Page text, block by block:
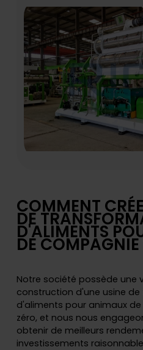
COMMENT
DE
D'ALIMENTS
DE COMPAGNIE
Notre société possède une
construction d'une usine
d'aliments pour animaux
zéro, et nous nous
obtenir de meilleurs
investissements